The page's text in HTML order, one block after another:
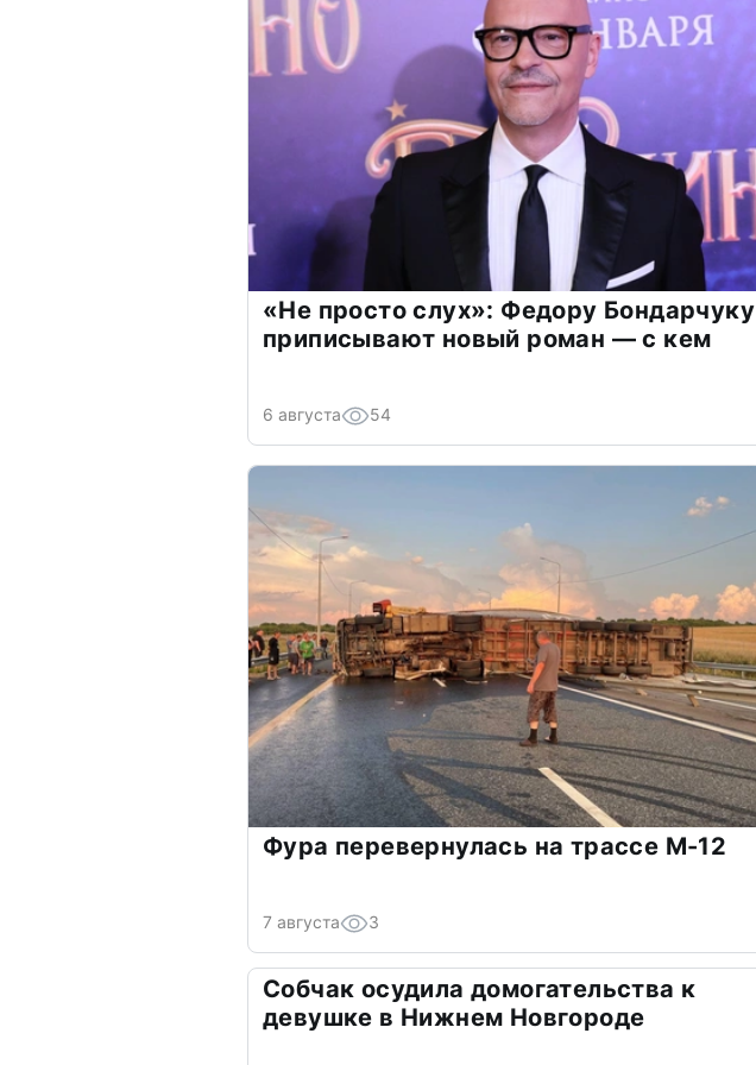
«Не просто слух»: Федору Бондарчуку
приписывают новый роман — с кем
6 августа 54
Фура перевернулась на трассе М-12
7 августа 3
Собчак осудила домогательства к
девушке в Нижнем Новгороде